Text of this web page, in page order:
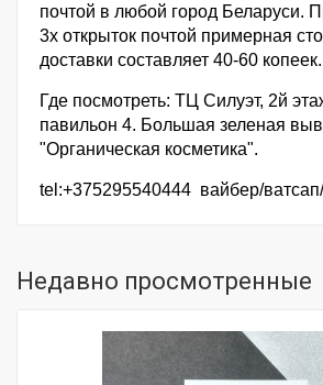
почтой в любой город Беларуси.
3х открыток почтой примерная
доставки составляет 40-60 копеек.
Где посмотреть: ТЦ Силуэт, 2й
павильон 4. Большая зеленая
"Органическая косметика".
tel:+375295540444 вайбер/
Недавно просмотренные